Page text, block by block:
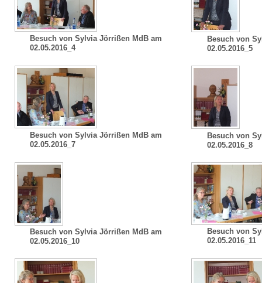
Besuch von Sylvia Jörrißen MdB am
02.05.2016_4
Besuch von
02.05.2016_5
Besuch von Sylvia Jörrißen MdB am
02.05.2016_7
Besuch von
02.05.2016_8
Besuch von Sylvia Jörrißen MdB am
02.05.2016_10
Besuch von
02.05.2016_11